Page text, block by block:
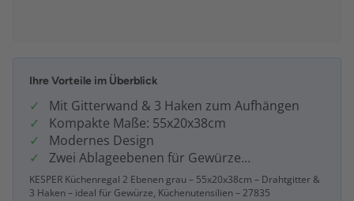
Ihre Vorteile im Überblick
Mit Gitterwand & 3 Haken zum Aufhängen
Kompakte Maße: 55x20x38cm
Modernes Design
Zwei Ablageebenen für Gewürze…
KESPER Küchenregal 2 Ebenen grau – 55x20x38cm – Drahtgitter &
3 Haken – ideal für Gewürze, Küchenutensilien – 27835